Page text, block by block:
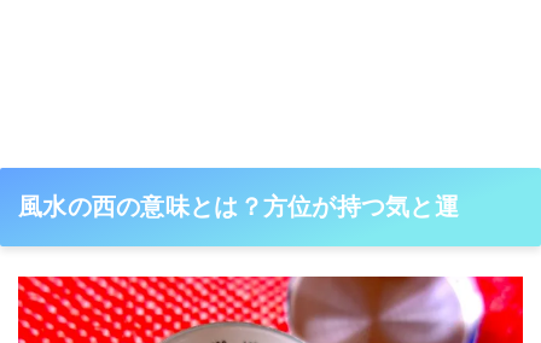
風水の西の意味とは？方位が持つ気と運